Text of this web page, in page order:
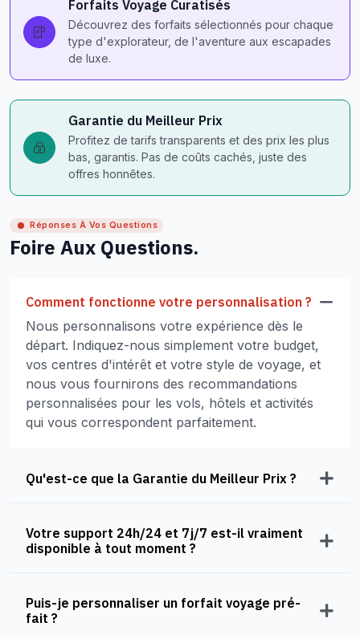
Forfaits Voyage Curatisés
Découvrez des forfaits sélectionnés pour chaque
type d'explorateur, de l'aventure aux escapades
de luxe.
Garantie du Meilleur Prix
Profitez de tarifs transparents et des prix les plus
bas, garantis. Pas de coûts cachés, juste des
offres honnêtes.
Réponses À Vos Questions
Foire Aux Questions.
Comment fonctionne votre personnalisation ?
Nous personnalisons votre expérience dès le
départ. Indiquez-nous simplement votre budget,
vos centres d'intérêt et votre style de voyage, et
nous vous fournirons des recommandations
personnalisées pour les vols, hôtels et activités
qui vous correspondent parfaitement.
Qu'est-ce que la Garantie du Meilleur Prix ?
Votre support 24h/24 et 7j/7 est-il vraiment
disponible à tout moment ?
Puis-je personnaliser un forfait voyage pré-
fait ?